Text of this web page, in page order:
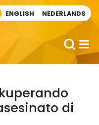
ENGLISH NEDERLANDS
di